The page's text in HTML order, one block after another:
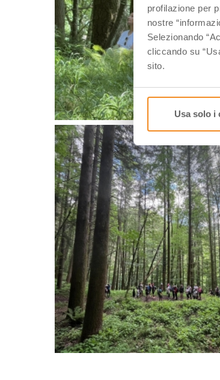
profilazione per
nostre
Selezionando
cliccando su
sito.
Usa solo i